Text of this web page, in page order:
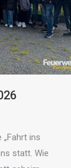
ins
statt. Wie